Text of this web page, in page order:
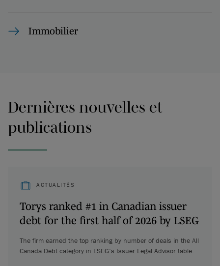
Immobilier
Dernières nouvelles et
publications
ACTUALITÉS
Torys ranked #1 in Canadian issuer
debt for the first half of 2026 by LSEG
The firm earned the top ranking by number of deals in the All
Canada Debt category in LSEG’s Issuer Legal Advisor table.